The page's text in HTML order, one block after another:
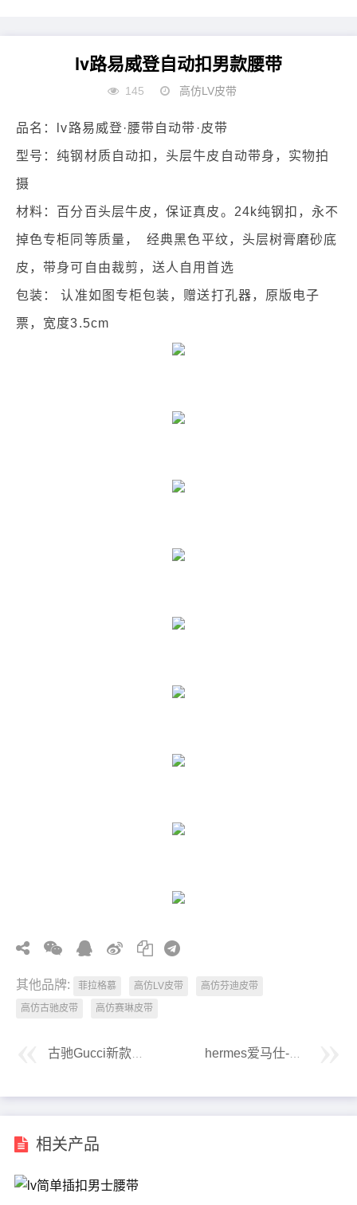
lv路易威登自动扣男款腰带
145 高仿LV皮带
品名：lv路易威登·腰带自动带·皮带
型号：纯钢材质自动扣，头层牛皮自动带身，实物拍
摄
材料：百分百头层牛皮，保证真皮。24k纯钢扣，永不
掉色专柜同等质量， 经典黑色平纹，头层树膏磨砂底
皮，带身可自由裁剪，送人自用首选
包装： 认准如图专柜包装，赠送打孔器，原版电子
票，宽度3.5cm
其他品牌: 菲拉格慕 高仿LV皮带
高仿芬迪皮带
高仿古驰皮带
高仿赛琳皮带
hermes爱马仕-mini constance女士腰带
相关产品